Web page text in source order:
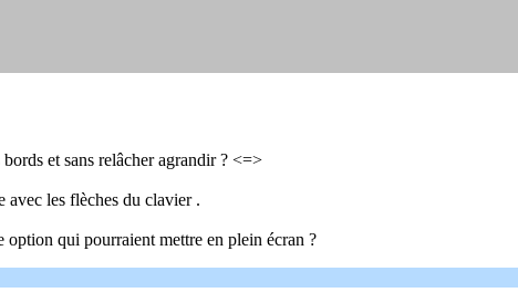
et sans relâcher agrandir ? <=>
avec les flèches du clavier .
qui pourraient mettre en plein écran ?